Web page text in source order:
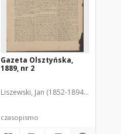
Gazeta Olsztyńska,
1889, nr 2
Liszewski, Jan (1852-1894). Red.
czasopismo